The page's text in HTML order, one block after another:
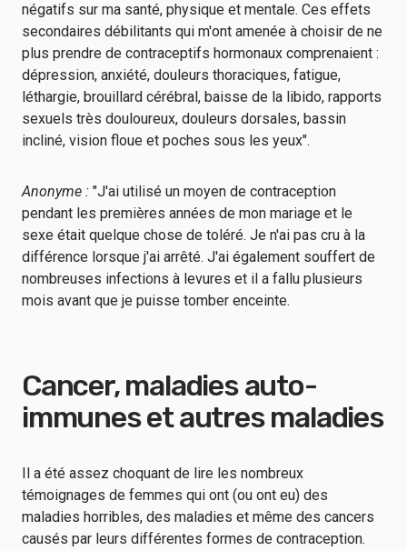
négatifs sur ma santé, physique et mentale. Ces effets
secondaires débilitants qui m'ont amenée à choisir de ne
plus prendre de contraceptifs hormonaux comprenaient :
dépression, anxiété, douleurs thoraciques, fatigue,
léthargie, brouillard cérébral, baisse de la libido, rapports
sexuels très douloureux, douleurs dorsales, bassin
incliné, vision floue et poches sous les yeux".
Anonyme : "J'ai utilisé un moyen de contraception
pendant les premières années de mon mariage et le
sexe était quelque chose de toléré. Je n'ai pas cru à la
différence lorsque j'ai arrêté. J'ai également souffert de
nombreuses infections à levures et il a fallu plusieurs
mois avant que je puisse tomber enceinte.
Cancer, maladies auto-
immunes et autres maladies
Il a été assez choquant de lire les nombreux
témoignages de femmes qui ont (ou ont eu) des
maladies horribles, des maladies et même des cancers
causés par leurs différentes formes de contraception.